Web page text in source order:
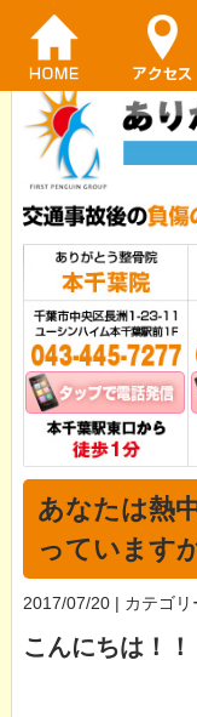
あなたは熱
っています
2017/07/20 | カテゴリ
こんにちは！！